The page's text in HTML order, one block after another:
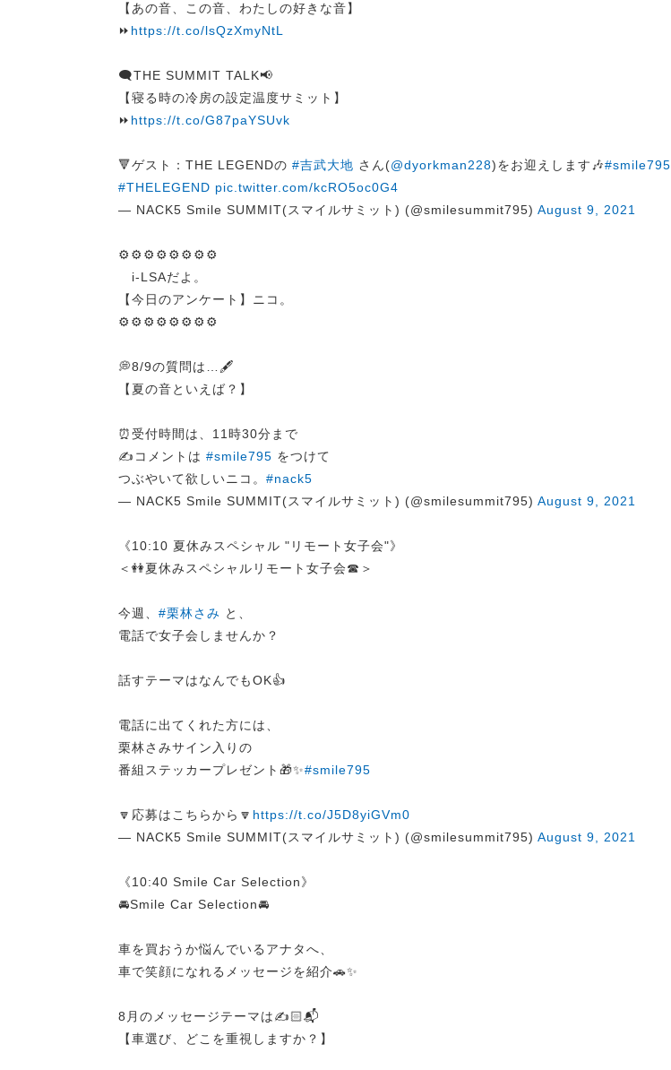
【あの音、この音、わたしの好きな音】
⏩ https://t.co/lsQzXmyNtL
🗨️THE SUMMIT TALK📢
【寝る時の冷房の設定温度サミット】
⏩ https://t.co/G87paYSUvk
🔻ゲスト：THE LEGENDの #吉武大地 さん(@dyorkman228)をお迎えします🎶#smile795
#THELEGEND pic.twitter.com/kcRO5oc0G4
— NACK5 Smile SUMMIT(スマイルサミット) (@smilesummit795) August 9, 2021
⚙️⚙️⚙️⚙️⚙️⚙️⚙️⚙️
i-LSAだよ。
【今日のアンケート】ニコ。
⚙️⚙️⚙️⚙️⚙️⚙️⚙️⚙️
💭8/9の質問は…🖋️
【夏の音といえば？】
⏰受付時間は、11時30分まで
✍️コメントは #smile795 をつけて
つぶやいて欲しいニコ。 #nack5
— NACK5 Smile SUMMIT(スマイルサミット) (@smilesummit795) August 9, 2021
《10:10 夏休みスペシャル "リモート女子会"》
＜👭夏休みスペシャルリモート女子会☎＞
今週、 #栗林さみ と、
電話で女子会しませんか？
話すテーマはなんでもOK👍
電話に出てくれた方には、
栗林さみサイン入りの
番組ステッカープレゼント🎁✨#smile795
🔽応募はこちらから🔽 https://t.co/J5D8yiGVm0
— NACK5 Smile SUMMIT(スマイルサミット) (@smilesummit795) August 9, 2021
《10:40 Smile Car Selection》
🚘Smile Car Selection🚘
車を買おうか悩んでいるアナタへ、
車で笑顔になれるメッセージを紹介🚗✨
8月のメッセージテーマは✍️🏻📬
【車選び、どこを重視しますか？】